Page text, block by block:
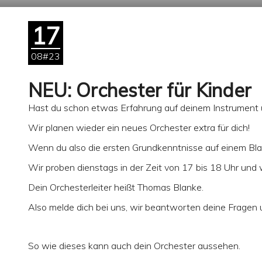
17
08#23
NEU: Orchester für Kinder
Hast du schon etwas Erfahrung auf deinem
Wir planen wieder ein neues Orchester extra für dich!
Wenn du also die ersten Grundkenntnisse auf einem
Wir proben dienstags in der Zeit von 17 bis 18 Uhr
Dein Orchesterleiter heißt Thomas Blanke.
Also melde dich bei uns, wir beantworten deine
So wie dieses kann auch dein Orchester aussehen.